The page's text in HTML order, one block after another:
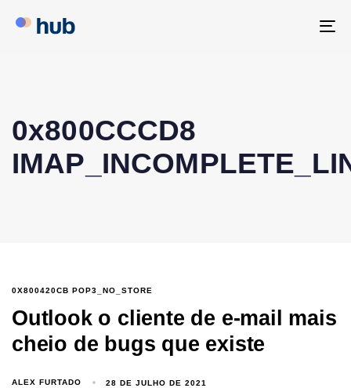
0x800CCCD8
0X800420CB POP3_NO_STORE
Outlook o cliente de e-mail mais
cheio de bugs que existe
ALEX FURTADO 28 DE JULHO DE 2021